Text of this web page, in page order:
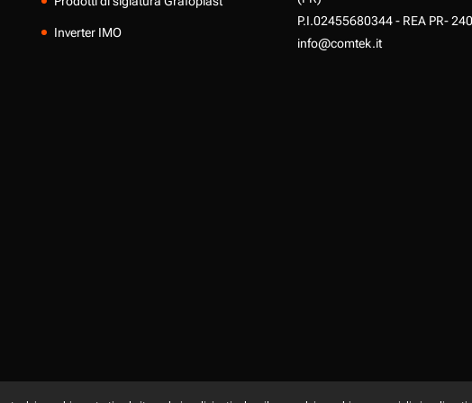
Inverter IMO
P.I.02455680344 - REA PR-
info@comtek.it